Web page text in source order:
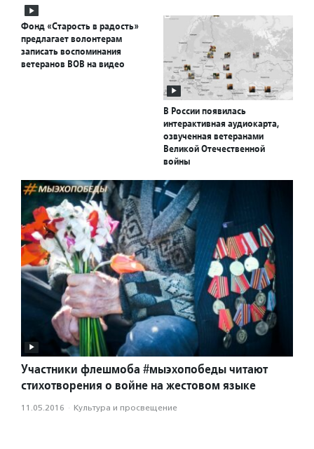
Фонд «Старость в радость»
предлагает волонтерам
записать воспоминания
ветеранов ВОВ на видео
В России появилась
интерактивная аудиокарта,
озвученная ветеранами
Великой Отечественной
войны
Участники флешмоба #мыэхопобеды читают
стихотворения о войне на жестовом языке
11.05.2016 · Культура и просвещение